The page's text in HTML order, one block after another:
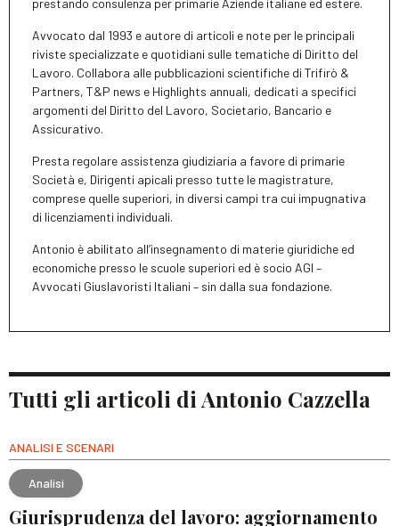
prestando consulenza per primarie Aziende italiane ed estere.
Avvocato dal 1993 e autore di articoli e note per le principali
riviste specializzate e quotidiani sulle tematiche di Diritto del
Lavoro. Collabora alle pubblicazioni scientifiche di Trifirò &
Partners, T&P news e Highlights annuali, dedicati a specifici
argomenti del Diritto del Lavoro, Societario, Bancario e
Assicurativo.
Presta regolare assistenza giudiziaria a favore di primarie
Società e, Dirigenti apicali presso tutte le magistrature,
comprese quelle superiori, in diversi campi tra cui impugnativa
di licenziamenti individuali.
Antonio è abilitato all’insegnamento di materie giuridiche ed
economiche presso le scuole superiori ed è socio AGI –
Avvocati Giuslavoristi Italiani – sin dalla sua fondazione.
Tutti gli articoli di Antonio Cazzella
ANALISI E SCENARI
Analisi
Giurisprudenza del lavoro: aggiornamento